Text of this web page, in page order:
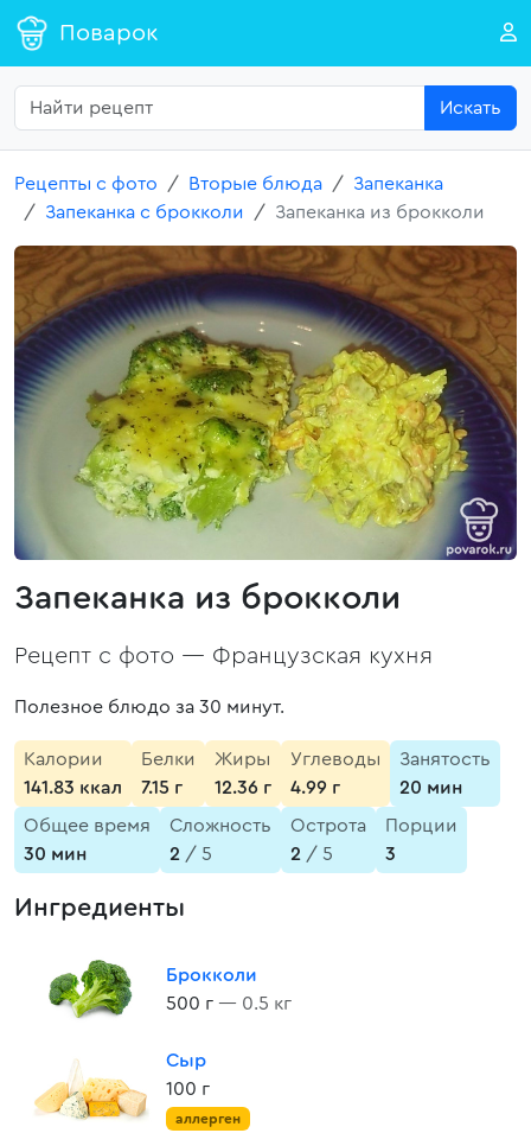
Поварок
Искать
Рецепты с фото Вторые блюда
Запеканка
Запеканка с брокколи
Запеканка из брокколи
Запеканка из брокколи
Рецепт с фото — Французская кухня
Полезное блюдо за 30 минут.
Калории
141.83 ккал
Белки
7.15 г
Жиры
12.36 г
Углеводы
4.99 г
Занятость
20 мин
Общее время
30 мин
Сложность
2 / 5
Острота
2 / 5
Порции
3
Ингредиенты
Брокколи
500 г — 0.5 кг
Сыр
100 г
аллерген